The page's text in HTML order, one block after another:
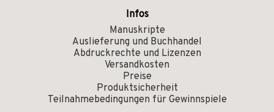
Infos
Manuskripte
Auslieferung und Buchhandel
Abdruckrechte und Lizenzen
Versandkosten
Preise
Produktsicherheit
Teilnahmebedingungen für Gewinnspiele